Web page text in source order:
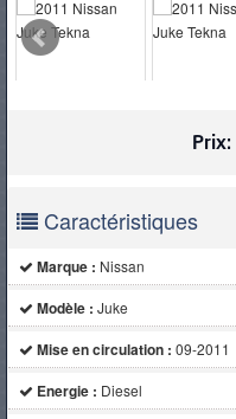
Prix:
Caractéristiques
Marque : Nissan
Modèle : Juke
Mise en circulation : 09-2011
Energie : Diesel